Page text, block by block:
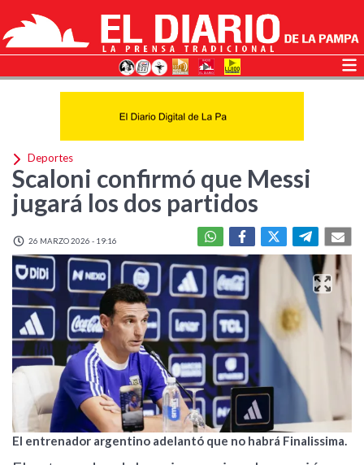
Deportes
Scaloni confirmó que Messi
jugará los dos partidos
26 MARZO 2026 - 19:16
El entrenador argentino adelantó que no habrá Finalissima.